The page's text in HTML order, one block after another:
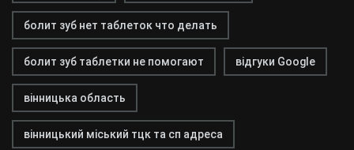
болит зуб нет таблеток что делать
болит зуб таблетки не помогают відгуки Google
вінницька область
вінницький міський тцк та сп адреса